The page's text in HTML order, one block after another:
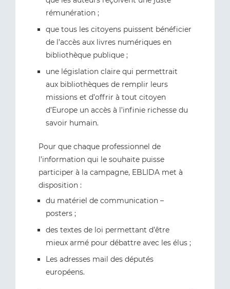
rémunération ;
que tous les citoyens puissent bénéficier
de l’accès aux livres numériques en
bibliothèque publique ;
une législation claire qui permettrait
aux bibliothèques de remplir leurs
missions et d’offrir à tout citoyen
d’Europe un accès à l’infinie richesse du
savoir humain.
Pour que chaque professionnel de
l’information qui le souhaite puisse
participer à la campagne, EBLIDA met à
disposition :
du matériel de communication –
posters ;
des textes de loi permettant d’être
mieux armé pour débattre avec les élus ;
Les adresses mail des députés
européens.